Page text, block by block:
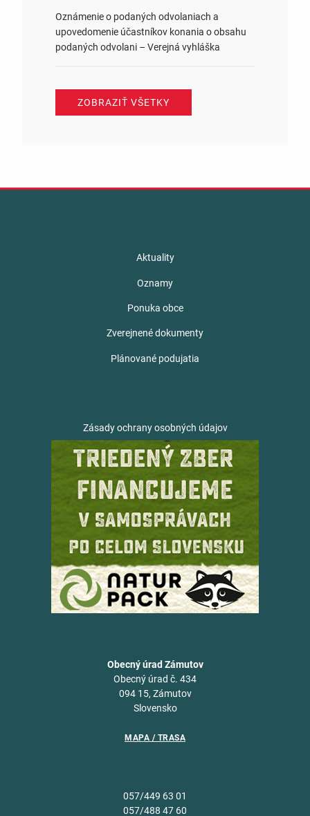
Oznámenie o podaných odvolaniach a
upovedomenie účastníkov konania o obsahu
podaných odvolani – Verejná vyhláška
ZOBRAZIŤ VŠETKY
Aktuality
Oznamy
Ponuka obce
Zverejnené dokumenty
Plánované podujatia
Zásady ochrany osobných údajov
Obecný úrad Zámutov
Obecný úrad č. 434
094 15, Zámutov
Slovensko
MAPA / TRASA
057/449 63 01
057/488 47 60